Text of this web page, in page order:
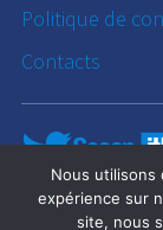
Politique de
Contacts
Nous utilisons
expérience sur
site, nous